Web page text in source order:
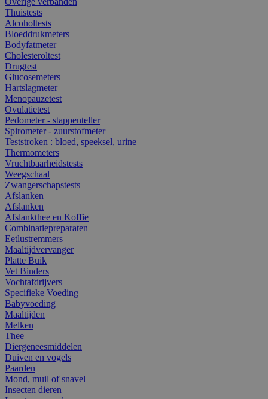
Thuistests
Alcoholtests
Bloeddrukmeters
Bodyfatmeter
Cholesteroltest
Drugtest
Glucosemeters
Hartslagmeter
Menopauzetest
Ovulatietest
Pedometer - stappenteller
Spirometer - zuurstofmeter
Teststroken : bloed, speeksel, urine
Thermometers
Vruchtbaarheidstests
Weegschaal
Zwangerschapstests
Afslanken
Afslanken
Afslankthee en Koffie
Combinatiepreparaten
Eetlustremmers
Maaltijdvervanger
Platte Buik
Vet Binders
Vochtafdrijvers
Specifieke Voeding
Babyvoeding
Maaltijden
Melken
Thee
Diergeneesmiddelen
Duiven en vogels
Paarden
Mond, muil of snavel
Insecten dieren